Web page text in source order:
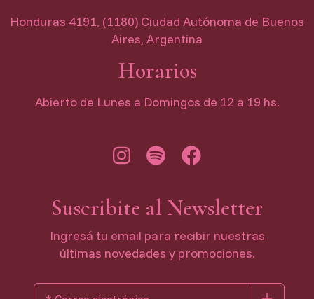
Honduras 4191, (1180) Ciudad Autónoma de Buenos
Aires, Argentina
Horarios
Abierto de Lunes a Domingos de 12 a 19 hs.
Suscribite al Newsletter
Ingresá tu email para recibir nuestras
últimas novedades y promociones.